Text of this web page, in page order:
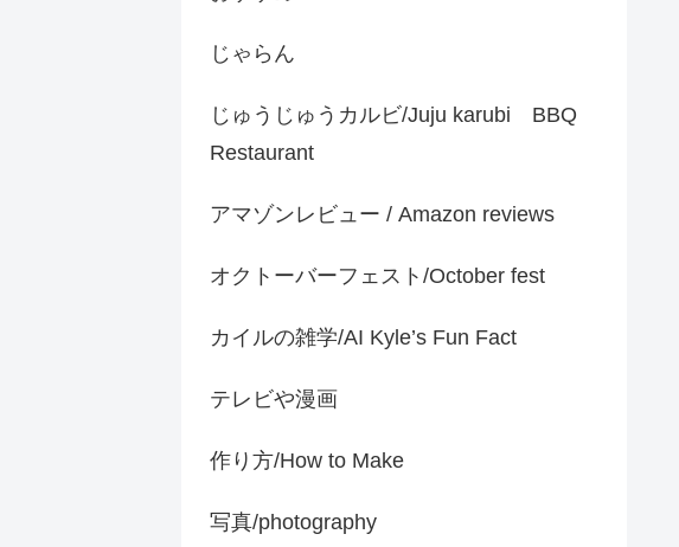
じゃらん
じゅうじゅうカルビ/Juju karubi BBQ
Restaurant
アマゾンレビュー / Amazon reviews
オクトーバーフェスト/October fest
カイルの雑学/AI Kyle’s Fun Fact
テレビや漫画
作り方/How to Make
写真/photography